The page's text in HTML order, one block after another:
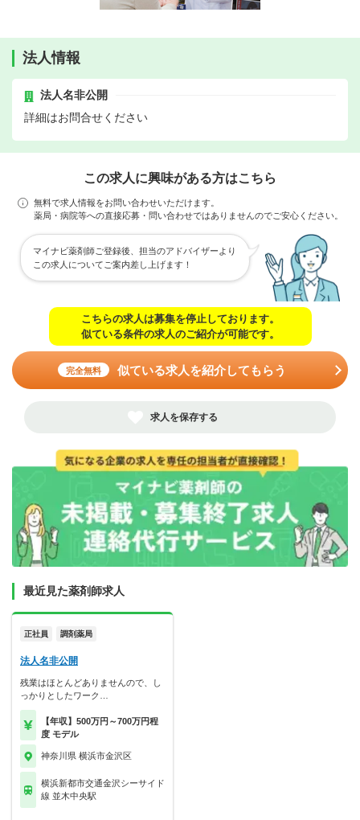
法人情報
法人名非公開
詳細はお問合せください
この求人に興味がある方はこちら
無料で求人情報をお問い合わせいただけます。
薬局・病院等への直接応募・問い合わせではありませんのでご安心ください。
マイナビ薬剤師ご登録後、担当のアドバイザーより
この求人についてご案内差し上げます！
こちらの求人は募集を停止しております。
似ている条件の求人のご紹介が可能です。
完全無料 似ている求人を紹介してもらう
求人を保存する
最近見た薬剤師求人
正社員 調剤薬局
法人名非公開
残業はほとんどありませんので、し
っかりとしたワーク…
【年収】500万円～700万円程
度 モデル
神奈川県 横浜市金沢区
横浜新都市交通金沢シーサイド
線 並木中央駅